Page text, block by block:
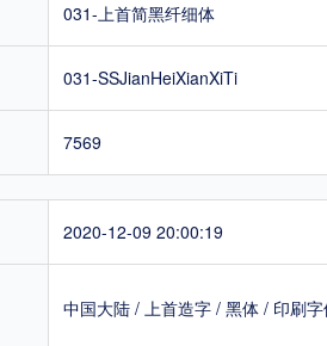
031-上首简黑纤细体
031-SSJianHeiXianXiTi
7569
2020-12-09 20:00:19
中国大陆 / 上首造字 / 黑体 / 印刷